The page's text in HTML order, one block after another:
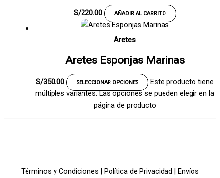
S/220.00 AÑADIR AL CARRITO
Aretes
Aretes Esponjas Marinas
S/350.00 SELECCIONAR OPCIONES
Este producto tiene
múltiples variantes. Las opciones se pueden elegir en la
página de producto
Términos y Condiciones | Política de Privacidad | Envíos